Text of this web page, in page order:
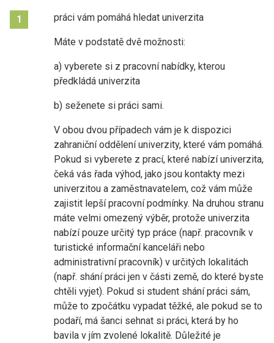
1 práci vám pomáhá hledat univerzita
Máte v podstatě dvě možnosti:
a) vyberete si z pracovní nabídky, kterou
předkládá univerzita
b) seženete si práci sami.
V obou dvou případech vám je k dispozici
zahraniční oddělení univerzity, které vám pomáhá.
Pokud si vyberete z prací, které nabízí univerzita,
čeká vás řada výhod, jako jsou kontakty mezi
univerzitou a zaměstnavatelem, což vám může
zajistit lepší pracovní podmínky. Na druhou stranu
máte velmi omezený výběr, protože univerzita
nabízí pouze určitý typ práce (např. pracovník v
turistické informační kanceláři nebo
administrativní pracovník) v určitých lokalitách
(např. shání práci jen v části země, do které byste
chtěli vyjet). Pokud si student shání práci sám,
může to zpočátku vypadat těžké, ale pokud se to
podaří, má šanci sehnat si práci, která by ho
bavila v jím zvolené lokalitě. Důležité je